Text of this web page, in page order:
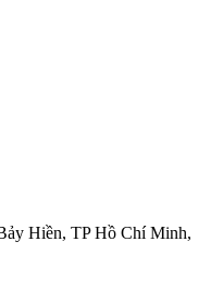
Hiền, TP Hồ Chí Minh,